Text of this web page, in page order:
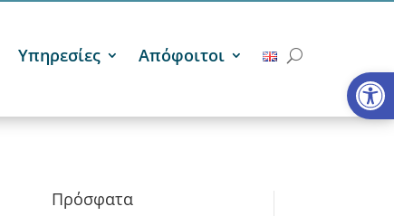
Υπηρεσίες Απόφοιτοι
Πρόσφατα